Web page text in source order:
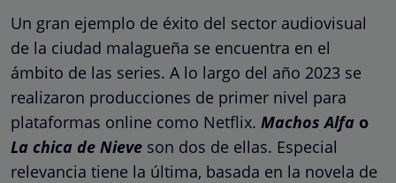
Un gran ejemplo de éxito del sector audiovisual
de la ciudad malagueña se encuentra en el
ámbito de las series. A lo largo del año 2023 se
realizaron producciones de primer nivel para
plataformas online como Netflix. Machos Alfa o
La chica de Nieve son dos de ellas. Especial
relevancia tiene la última, basada en la novela de